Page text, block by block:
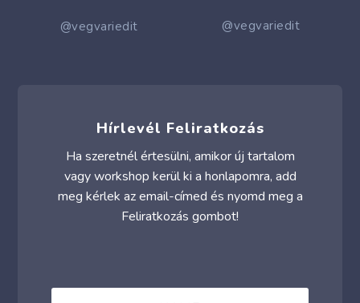
@vegvariedit @vegvariedit
Hírlevél Feliratkozás
Ha szeretnél értesülni, amikor új tartalom
vagy workshop kerül ki a honlapomra, add
meg kérlek az email-címed és nyomd meg a
Feliratkozás gombot!